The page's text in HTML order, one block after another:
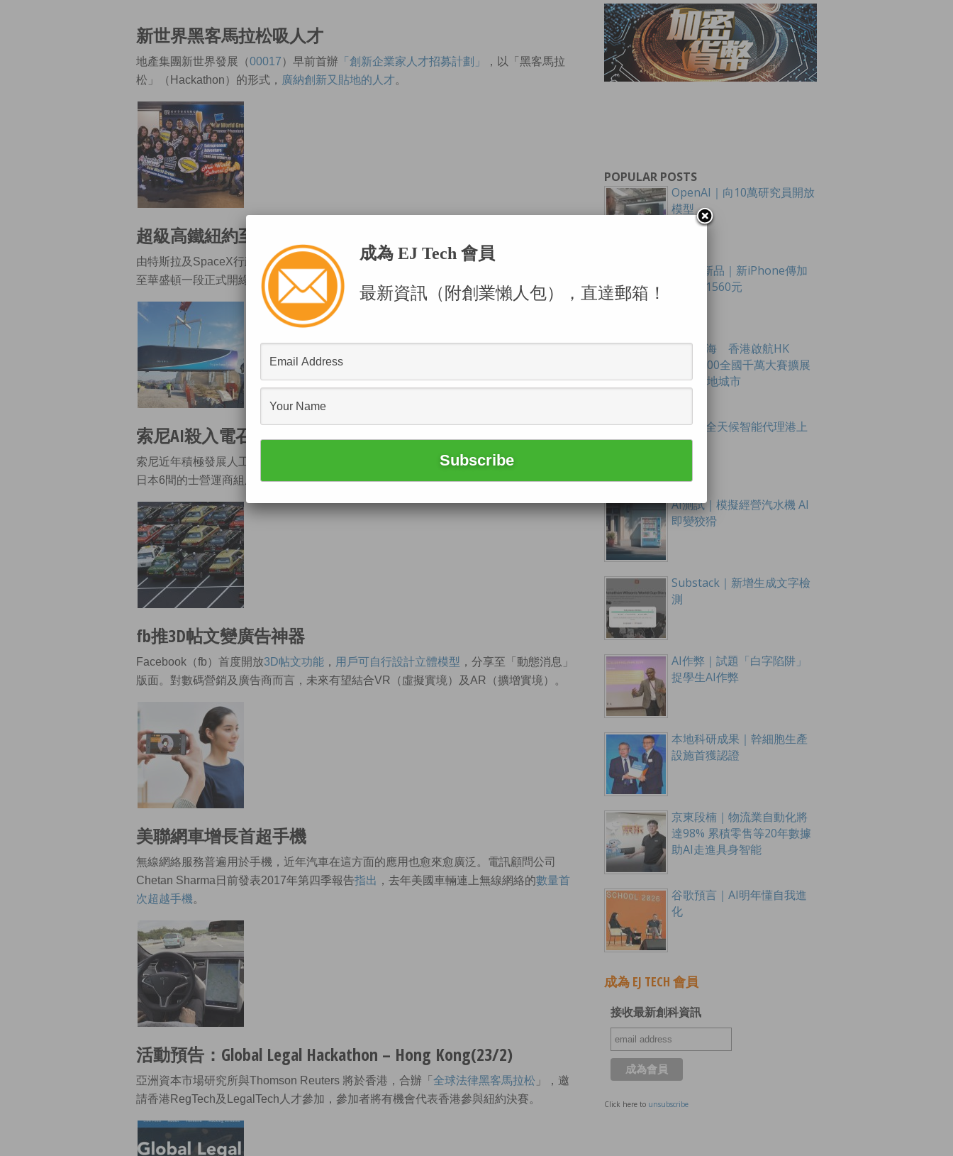
新世界黑客馬拉松吸人才
地產集團新世界發展（00017）早前首辦 「創新企業家人才招募計劃」
，以「黑客馬拉
松」（Hackathon）的形式， 廣納創新又貼地的人才。
超級高鐵紐約至華盛頓半小時
由特斯拉及SpaceX行政總裁馬斯克發起的美國Hyperloop One「超級高鐵」計劃，紐約
至華盛頓一段正式開綠燈，
批准開展初期的隧道挖掘工程
索尼AI殺入電召的士平台
索尼近年積極發展人工智能業務，繼上月發表新一代寵物機器狗Aibo後，昨天又
日本6間的士營運商組成合資公司，共同創建AI電召的士平台。
fb推3D帖文變廣告神器
Facebook（fb）首度開放3D帖文功能 ， 用戶可自行設計立體模型 ，分享至「動態消息」
版面。對數碼營銷及廣告商而言，未來有望結合VR（虛擬實境）及AR（擴增實境）。
美聯網車增長首超手機
無線網絡服務普遍用於手機，近年汽車在這方面的應用也愈來愈廣泛。電訊顧問公司
Chetan Sharma日前發表2017年第四季報告指出 ，去年美國車輛連上無線網絡的數量首
次超越手機。
活動預告：Global Legal Hackathon – Hong Kong(23/2)
亞洲資本市場研究所與Thomson Reuters 將於香港，合辦「 全球法律黑客馬拉松 」，邀
請香港RegTech及LegalTech人才參加，參加者將有機會代表香港參與紐約決賽。
POPULAR POSTS
OpenAI｜向10萬研究員開放
模型
Apple新品｜新iPhone傳加
價最多1560元
創科出海 香港啟航HK
Tech 300全國千萬大賽擴展
至16內地城市
谷歌｜全天候智能代理港上
線
AI測試｜模擬經營汽水機 AI
即變狡猾
Substack｜新增生成文字檢
測
AI作弊｜試題「白字陷阱」
捉學生AI作弊
本地科研成果｜幹細胞生產
設施首獲認證
京東段楠｜物流業自動化將
達98% 累積零售等20年數據
助AI走進具身智能
谷歌預言｜AI明年懂自我進
化
成為 EJ TECH 會員
接收最新創科資訊
Click here to unsubscribe
成為 EJ Tech 會員
最新資訊（附創業懶人包），直達郵箱！